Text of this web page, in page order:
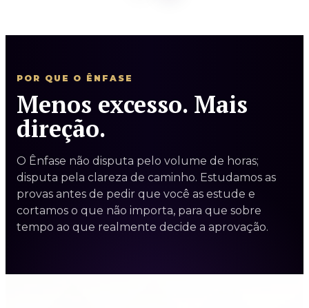
POR QUE O ÊNFASE
Menos excesso. Mais
direção.
O Ênfase não disputa pelo volume de horas;
disputa pela clareza de caminho. Estudamos as
provas antes de pedir que você as estude e
cortamos o que não importa, para que sobre
tempo ao que realmente decide a aprovação.